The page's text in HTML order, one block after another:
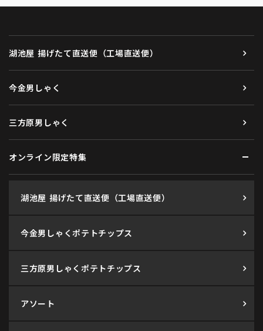
湖池屋 揚げたて直送便（工場直送便）
今金男しゃく
三方原男しゃく
オンライン限定特集
湖池屋 揚げたて直送便（工場直送便）
今金男しゃくポテトチップス
三方原男しゃくポテトチップス
アソート